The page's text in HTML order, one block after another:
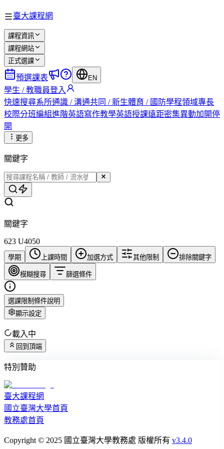
臺大課程網
課程資訊
課程網站
正式選課
預選課表 EN
學生 / 教職員登入
快速搜尋系所通識 / 溝通共同 / 新生體育 / 國防學程領域專長
校際分班編組進階英語寫作教學英語授課遠距密集異動加開停
開
更多
關鍵字
關鍵字
623 U4050
學期 上課時間 加選方式 其他限制 排除關鍵字
模糊搜尋 篩選條件
選課限制條件說明
顯示設定
載入中
回到頂端
特別贊助
臺大課程網
國立臺灣大學首頁
教務處首頁
Copyright © 2025 國立臺灣大學教務處 版權所有 v3.4.0